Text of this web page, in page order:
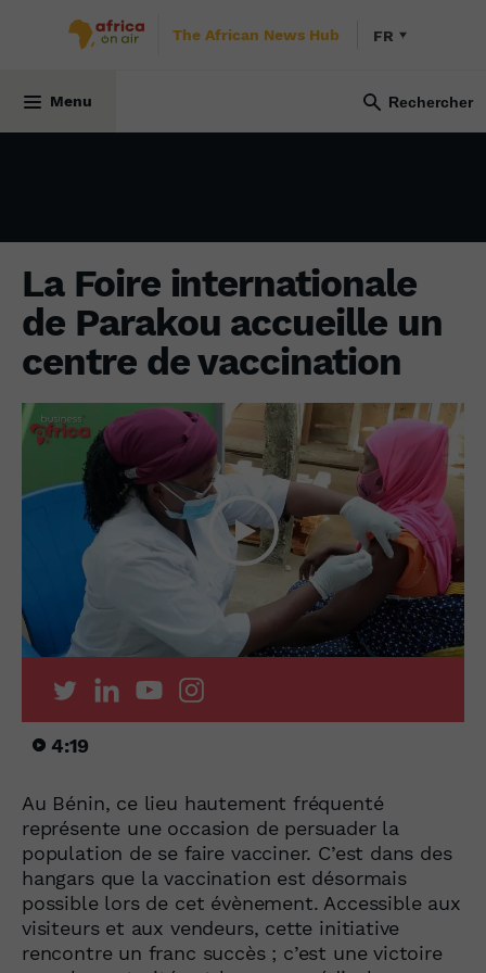
The African News Hub FR
Menu
La Foire internationale
de Parakou accueille un
centre de vaccination
4:19
Au Bénin, ce lieu hautement fréquenté
représente une occasion de persuader la
population de se faire vacciner. C’est dans des
hangars que la vaccination est désormais
possible lors de cet évènement. Accessible aux
visiteurs et aux vendeurs, cette initiative
rencontre un franc succès ; c’est une victoire